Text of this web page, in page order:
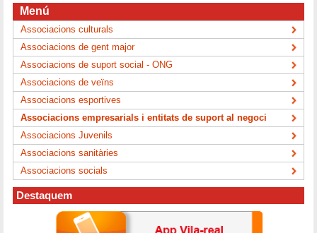
Menú
Associacions culturals
Associacions de gent major
Associacions de suport social - ONG
Associacions de veïns
Associacions esportives
Associacions empresarials i entitats de suport al negoci
Associacions Juvenils
Associacions sanitàries
Associacions socials
Destaquem